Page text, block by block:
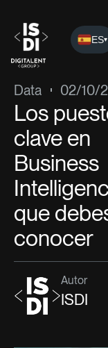
ES▾
ISDI› ›Data›
Data 02/10/
Los
clave en
Business
que
conocer
Autor
ISDI